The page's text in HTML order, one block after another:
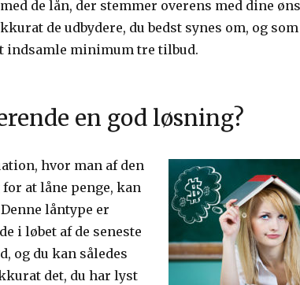
de lån, der stemmer overens med dine
de udbydere, du bedst synes om, og
indsamle minimum tre tilbud.
en god løsning?
hvor man af den
at låne penge, kan
låntype er
i løbet af de seneste
og du kan således
det, du har lyst